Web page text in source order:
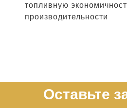
топливную
производительности
Оставьте